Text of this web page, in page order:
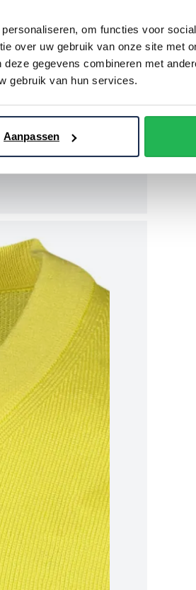
om functies voor
over uw gebruik van onze site met
gegevens combineren met
gebruik van hun services.
Aanpassen